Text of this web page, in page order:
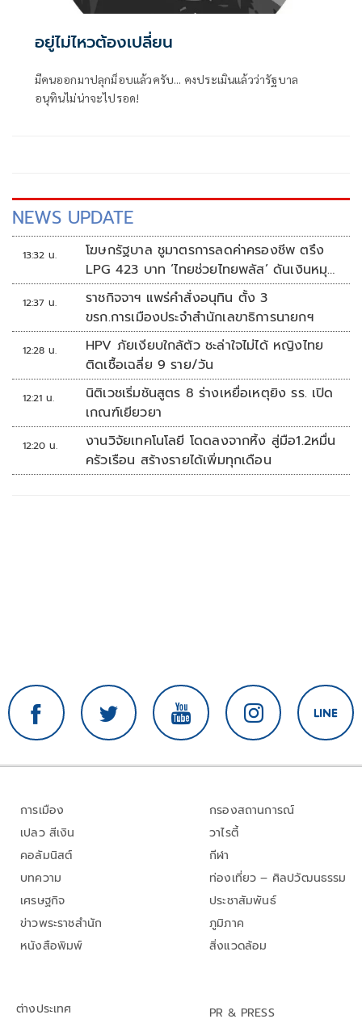
อยู่ไม่ไหวต้องเปลี่ยน
มีคนออกมาปลุกม็อบแล้วครับ... คงประเมินแล้วว่ารัฐบาล
อนุทินไม่น่าจะไปรอด!
NEWS UPDATE
13:32 น.
โฆษกรัฐบาล ชูมาตรการลดค่าครองชีพ ตรึง
LPG 423 บาท ‘ไทยช่วยไทยพลัส’ ดันเงินหมุน
แสนล้าน
12:37 น.
ราชกิจจาฯ แพร่คำสั่งอนุทิน ตั้ง 3
ขรก.การเมืองประจำสำนักเลขาธิการนายกฯ
12:28 น.
HPV ภัยเงียบใกล้ตัว ชะล่าใจไม่ได้ หญิงไทย
ติดเชื้อเฉลี่ย 9 ราย/วัน
12:21 น.
นิติเวชเริ่มชันสูตร 8 ร่างเหยื่อเหตุยิง รร. เปิด
เกณฑ์เยียวยา
12:20 น.
งานวิจัยเทคโนโลยี โดดลงจากหิ้ง สู่มือ1.2หมื่น
ครัวเรือน สร้างรายได้เพิ่มทุกเดือน
การเมือง
เปลว สีเงิน
คอลัมนิสต์
บทความ
เศรษฐกิจ
ข่าวพระราชสำนัก
หนังสือพิมพ์
กรองสถานการณ์
วาไรตี้
กีฬา
ท่องเที่ยว – ศิลปวัฒนธรรม
ประชาสัมพันธ์
ภูมิภาค
สิ่งแวดล้อม
ต่างประเทศ PR & PRESS